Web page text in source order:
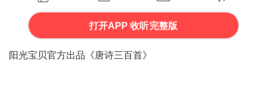
打开APP 收听完整版
阳光宝贝官方出品《唐诗三百首》